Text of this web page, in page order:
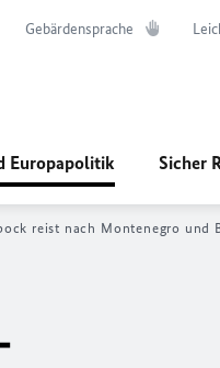
Gebärdensprache
Europapolitik Sicher
reist nach Montenegro und